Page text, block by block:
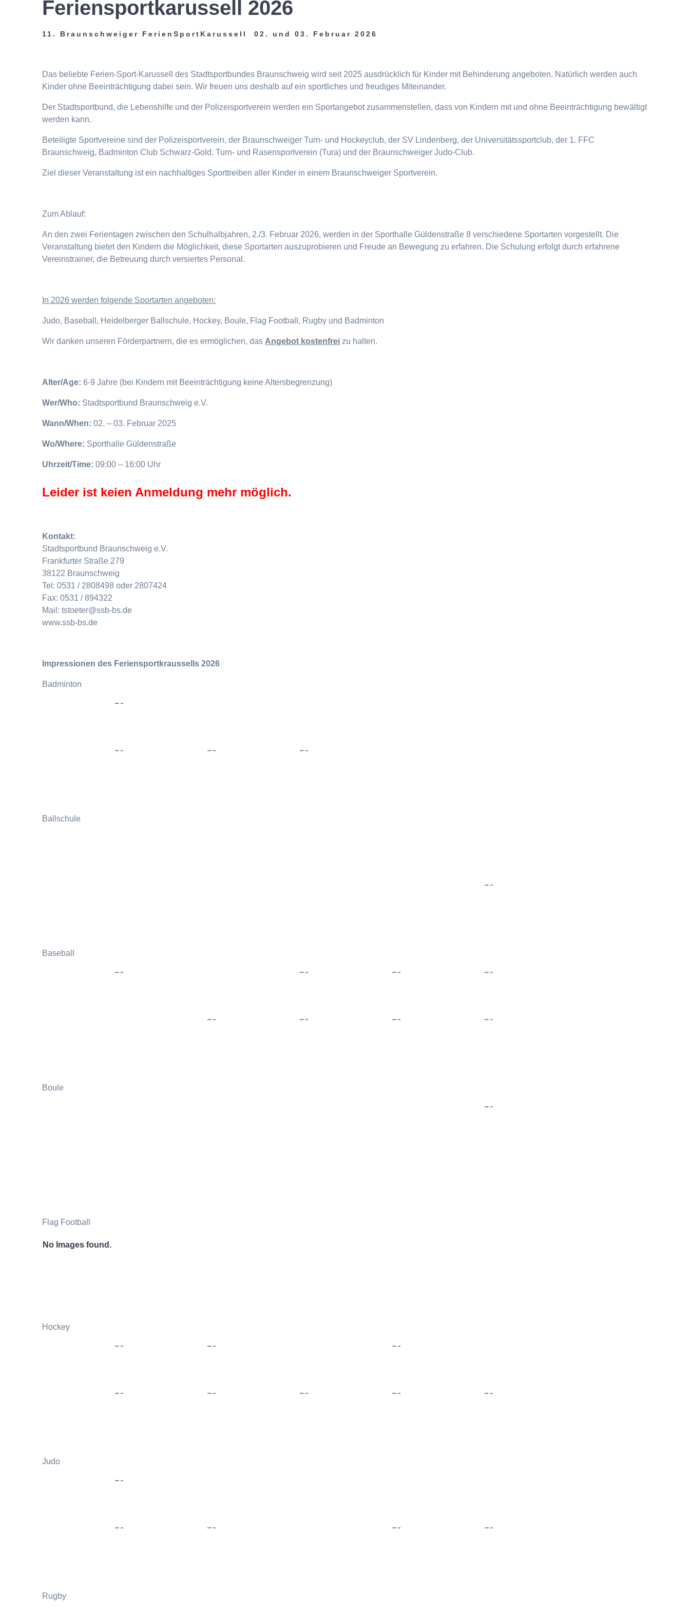
Feriensportkarussell 2026
11. Braunschweiger FerienSportKarussell 02. und 03. Februar 2026
Das beliebte Ferien-Sport-Karussell des Stadtsportbundes Braunschweig wird seit 2025 ausdrücklich für Kinder mit Behinderung angeboten. Natürlich werden auch
Kinder ohne Beeinträchtigung dabei sein. Wir freuen uns deshalb auf ein sportliches und freudiges Miteinander.
Der Stadtsportbund, die Lebenshilfe und der Polizeisportverein werden ein Sportangebot zusammenstellen, dass von Kindern mit und ohne Beeinträchtigung bewältigt
werden kann.
Beteiligte Sportvereine sind der Polizeisportverein, der Braunschweiger Turn- und Hockeyclub, der SV Lindenberg, der Universitätssportclub, der 1. FFC
Braunschweig, Badminton Club Schwarz-Gold, Turn- und Rasensportverein (Tura) und der Braunschweiger Judo-Club.
Ziel dieser Veranstaltung ist ein nachhaltiges Sporttreiben aller Kinder in einem Braunschweiger Sportverein.
Zum Ablauf:
An den zwei Ferientagen zwischen den Schulhalbjahren, 2./3. Februar 2026, werden in der Sporthalle Güldenstraße 8 verschiedene Sportarten vorgestellt. Die
Veranstaltung bietet den Kindern die Möglichkeit, diese Sportarten auszuprobieren und Freude an Bewegung zu erfahren. Die Schulung erfolgt durch erfahrene
Vereinstrainer, die Betreuung durch versiertes Personal.
n 2026 werden folgende Sportarten angeboten:
Judo, Baseball, Heidelberger Ballschule, Hockey, Boule, Flag Football, Rugby und Badminton
Wir danken unseren Förderpartnern, die es ermöglichen, das Angebot kostenfrei zu halten.
Alter/Age:6-9 Jahre (bei Kindern mit Beeinträchtigung keine Altersbegrenzung)
Wer/Who: Stadtsportbund Braunschweig e.V.
Wann/When:02. – 03. Februar 2025
Wo/Where: Sporthalle Güldenstraße
Uhrzeit/Time:09:00 – 16:00 Uhr
Leider ist keien Anmeldung mehr möglich.
Kontakt:
Stadtsportbund Braunschweig e.V.
Frankfurter Straße 279
38122 Braunschweig
Tel: 0531 / 2808498 oder 2807424
Fax: 0531 / 894322
Mail: tstoeter@ssb-bs.de
www.ssb-bs.de
Impressionen des Feriensportkraussells 2026
Badminton
Ballschule
Baseball
Boule
Flag Football
No Images found.
Hockey
Judo
Rugby